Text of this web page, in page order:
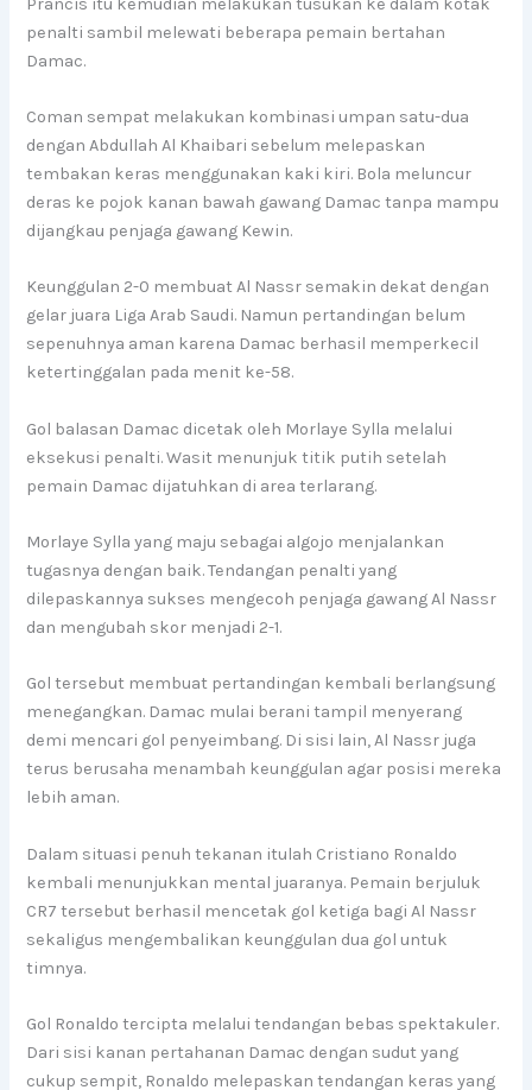
penalti sambil melewati beberapa pemain bertahan
Damac.
Coman sempat melakukan kombinasi umpan satu-dua
dengan Abdullah Al Khaibari sebelum melepaskan
tembakan keras menggunakan kaki kiri. Bola meluncur
deras ke pojok kanan bawah gawang Damac tanpa mampu
dijangkau penjaga gawang Kewin.
Keunggulan 2-0 membuat Al Nassr semakin dekat dengan
gelar juara Liga Arab Saudi. Namun pertandingan belum
sepenuhnya aman karena Damac berhasil memperkecil
ketertinggalan pada menit ke-58.
Gol balasan Damac dicetak oleh Morlaye Sylla melalui
eksekusi penalti. Wasit menunjuk titik putih setelah
pemain Damac dijatuhkan di area terlarang.
Morlaye Sylla yang maju sebagai algojo menjalankan
tugasnya dengan baik. Tendangan penalti yang
dilepaskannya sukses mengecoh penjaga gawang Al Nassr
dan mengubah skor menjadi 2-1.
Gol tersebut membuat pertandingan kembali berlangsung
menegangkan. Damac mulai berani tampil menyerang
demi mencari gol penyeimbang. Di sisi lain, Al Nassr juga
terus berusaha menambah keunggulan agar posisi mereka
lebih aman.
Dalam situasi penuh tekanan itulah Cristiano Ronaldo
kembali menunjukkan mental juaranya. Pemain berjuluk
CR7 tersebut berhasil mencetak gol ketiga bagi Al Nassr
sekaligus mengembalikan keunggulan dua gol untuk
timnya.
Gol Ronaldo tercipta melalui tendangan bebas spektakuler.
Dari sisi kanan pertahanan Damac dengan sudut yang
cukup sempit, Ronaldo melepaskan tendangan keras yang